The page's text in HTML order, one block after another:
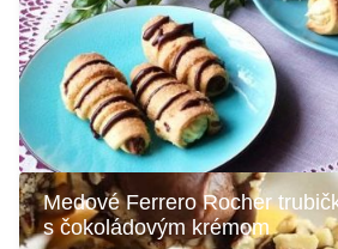
Medové Ferrero Rocher
s čokoládovým krémom